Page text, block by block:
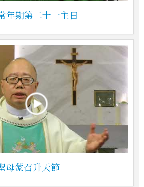
年期第二十一主日
母蒙召升天節